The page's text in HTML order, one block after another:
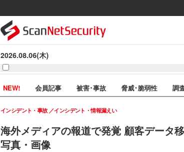
2026.08.06(木)
NEW! 会員記事 被害･事故 脅威･脆弱性 調
海外メディアの報道で発覚 顧客データ
写真・画像
インシデント・事故 インシデント・情報漏えい